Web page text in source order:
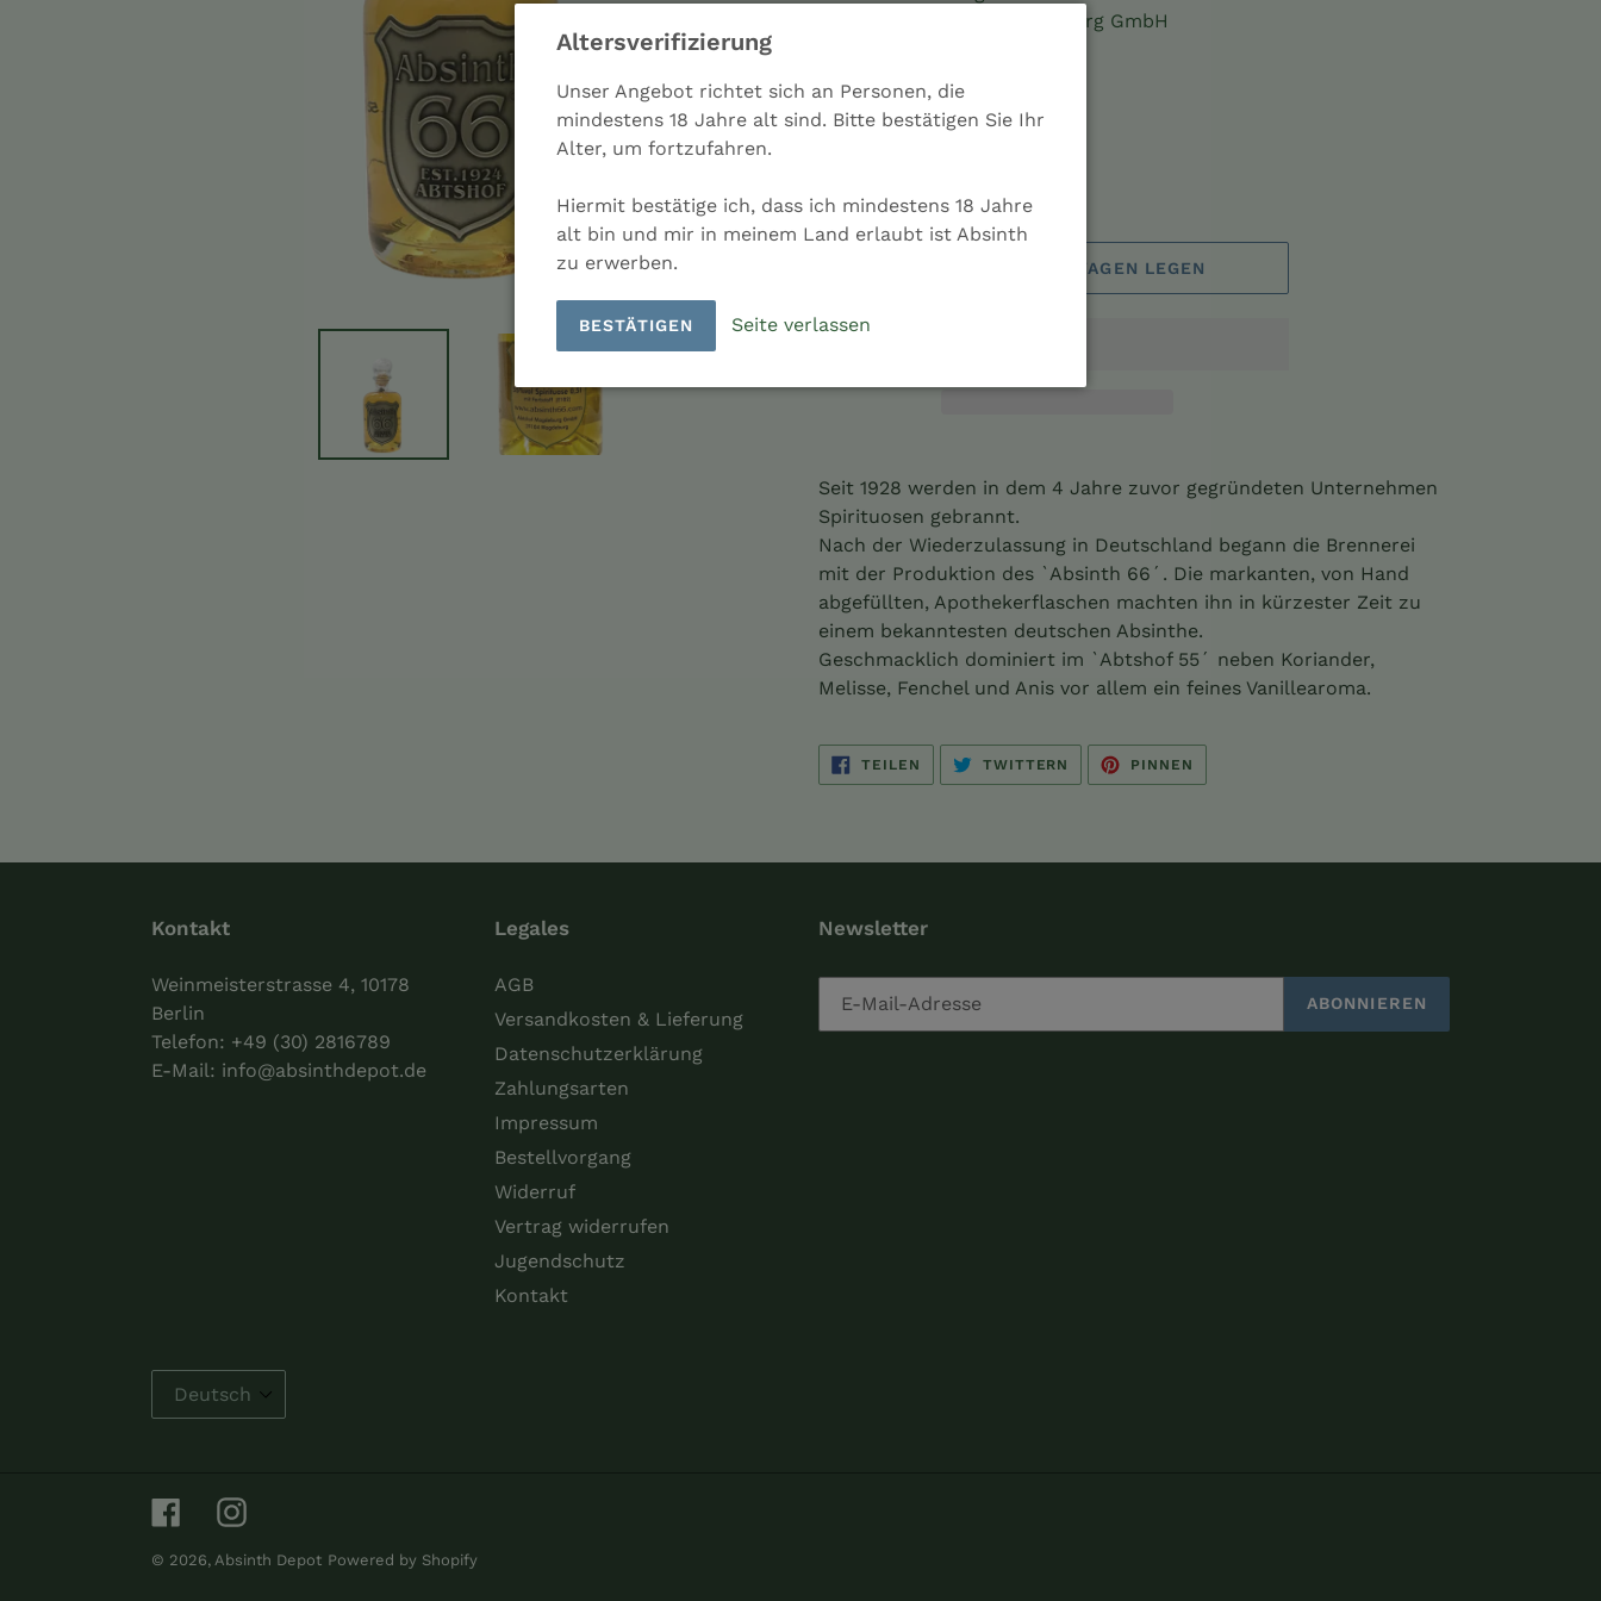
Altersverifizierung
Unser Angebot richtet sich an Personen, die
mindestens 18 Jahre alt sind. Bitte bestätigen Sie Ihr
Alter, um fortzufahren.
Hiermit bestätige ich, dass ich mindestens 18 Jahre
alt bin und mir in meinem Land erlaubt ist Absinth
zu erwerben.
BESTÄTIGEN Seite verlassen
Hersteller: Abtshof Magdeburg GmbH
Land: Deutschland
IN DEN EINKAUFSWAGEN LEGEN
wird
zum
Warenkorb
hinzugefügt
Seit 1928 werden in dem 4 Jahre zuvor gegründeten Unternehmen
Spirituosen gebrannt.
Nach der Wiederzulassung in Deutschland begann die Brennerei
mit der Produktion des `Absinth 66´. Die markanten, von Hand
abgefüllten, Apothekerflaschen machten ihn in kürzester Zeit zu
einem bekanntesten deutschen Absinthe.
Geschmacklich dominiert im `Abtshof 55´ neben Koriander,
Melisse, Fenchel und Anis vor allem ein feines Vanillearoma.
TEILEN
FACEBOOK
TEILEN
TWITTERN
TWITTER
TWITTERN
PINNEN
PINNEN
Kontakt
Weinmeisterstrasse 4, 10178
Berlin
Telefon: +49 (30) 2816789
E-Mail: info@absinthdepot.de
Legales
AGB
Versandkosten & Lieferung
Datenschutzerklärung
Zahlungsarten
Impressum
Bestellvorgang
Widerruf
Vertrag widerrufen
Jugendschutz
Kontakt
Newsletter
ABONNIEREN
FacebookInstagram
© 2026, Absinth Depot Powered by Shopify